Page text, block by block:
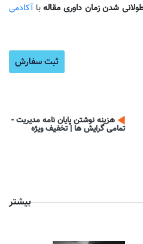
با آکادمی
ثبت سفارش
هزینه نوشتن پایان نامه مدیریت -
تمامی گرایش ها | تخفیف ویژه
بیشتر